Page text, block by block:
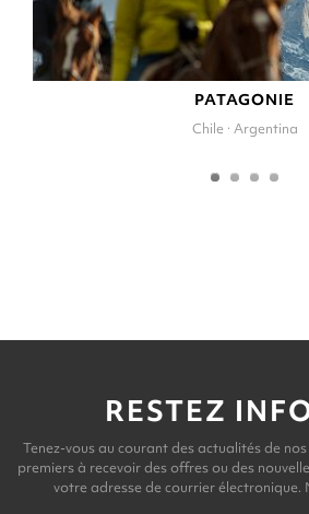
PATAGONIE
Chile · Argentina
RESTEZ
Tenez-vous au courant des actualités de
premiers à recevoir des offres ou des
votre adresse de courrier électronique.